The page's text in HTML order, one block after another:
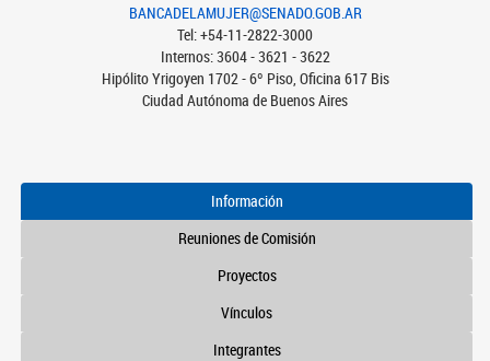
BANCADELAMUJER@SENADO.GOB.AR
Tel: +54-11-2822-3000
Internos: 3604 - 3621 - 3622
Hipólito Yrigoyen 1702 - 6º Piso, Oficina 617 Bis
Ciudad Autónoma de Buenos Aires
Información
Reuniones de Comisión
Proyectos
Vínculos
Integrantes